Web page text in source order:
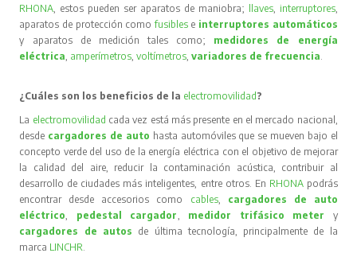
RHONA, estos pueden ser aparatos de maniobra; llaves, interruptores,
aparatos de protección comofusibles e interruptores automáticos
y aparatos de medición tales como; medidores de energía
eléctrica, amperímetros,voltímetros,variadores de frecuencia.
¿Cuáles son los beneficios de la electromovilidad ?
La electromovilidad cada vez está más presente en el mercado nacional,
desde cargadores de auto hasta automóviles que se mueven bajo el
concepto verde del uso de la energía eléctrica con el objetivo de mejorar
la calidad del aire, reducir la contaminación acústica, contribuir al
desarrollo de ciudades más inteligentes, entre otros. En RHONA podrás
encontrar desde accesorios como cables, cargadores de auto
eléctrico, pedestal cargador, medidor trifásico meter
y
cargadores de autos de última tecnología, principalmente de la
marca LINCHR.